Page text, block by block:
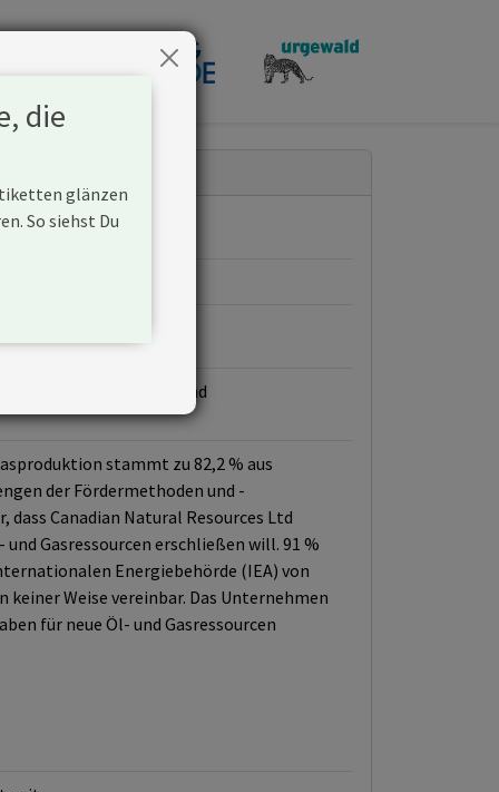
Gasförderung aktiv ist und
stammt zu 82,2 % aus
der Fördermethoden und -
Canadian Natural Resources Ltd
Gasressourcen erschließen will. 91 %
Energiebehörde (IEA) von
keiner Weise vereinbar. Das Unternehmen
für neue Öl- und Gasressourcen
die
glänzen
So siehst Du